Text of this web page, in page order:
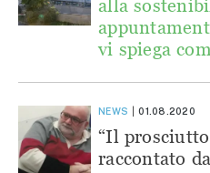
alla
vi spiega
NEWS 01.08.2020
“Il
raccontato